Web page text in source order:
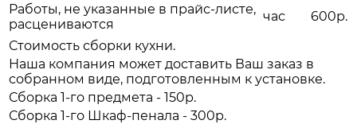
Работы, не указанные в прайс-листе,
расцениваются
час
600р.
Стоимость сборки кухни.
Наша компания может доставить Ваш заказ в
собранном виде, подготовленным к установке.
Сборка 1-го предмета - 150р.
Сборка 1-го Шкаф-пенала - 300р.